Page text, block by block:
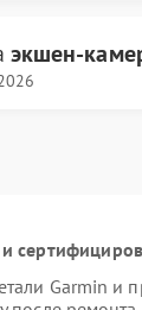
экшен-
Garmin